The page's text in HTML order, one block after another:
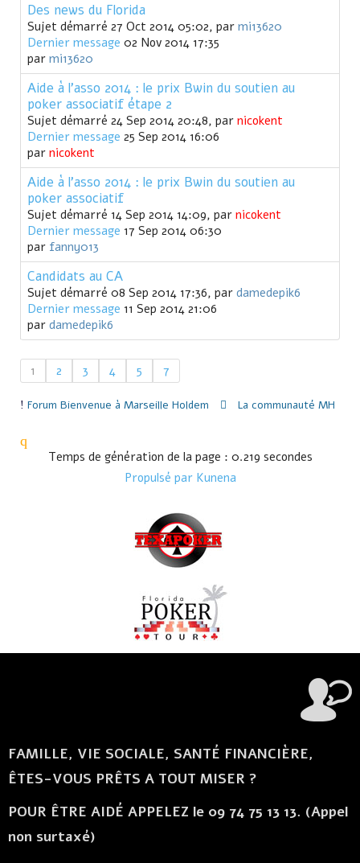
Des news du Florida
Sujet démarré 27 Oct 2014 05:02, par mi13620
Dernier message 02 Nov 2014 17:35
par mi13620
Aide à l'asso 2014 : le prix Bwin du soutien au
poker associatif étape 2
Sujet démarré 24 Sep 2014 20:48, par nicokent
Dernier message 25 Sep 2014 16:06
par nicokent
Aide à l'asso 2014 : le prix Bwin du soutien au
poker associatif
Sujet démarré 14 Sep 2014 14:09, par nicokent
Dernier message 17 Sep 2014 06:30
par fanny013
Candidats au CA
Sujet démarré 08 Sep 2014 17:36, par damedepik6
Dernier message 11 Sep 2014 21:06
par damedepik6
1 2 3 4 5 7
Forum Bienvenue à Marseille Holdem La communauté MH
Temps de génération de la page : 0.219 secondes
Propulsé par Kunena
FAMILLE, VIE SOCIALE, SANTÉ FINANCIÈRE,
ÊTES-VOUS PRÊTS A TOUT MISER ?
POUR ÊTRE AIDÉ APPELEZ le 09 74 75 13 13. (Appel
non surtaxé)